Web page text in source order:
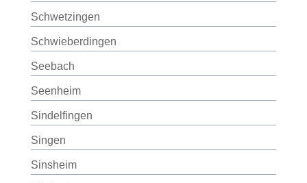
Schwetzingen
Schwieberdingen
Seebach
Seenheim
Sindelfingen
Singen
Sinsheim